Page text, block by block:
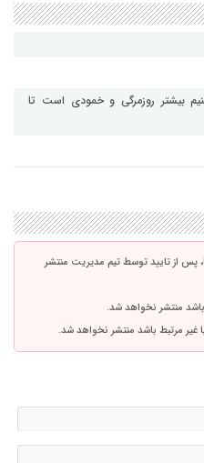
بیشتر روزمرگی و خمودی است تا
از تایید توسط تیم مدیریت منتشر
منتشر نخواهد شد.
غیر مرتبط باشد منتشر نخواهد شد.